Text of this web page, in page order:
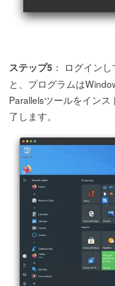
ステップ5 ： ログイン
と、プログラムは
Parallelsツールをイン
了します。